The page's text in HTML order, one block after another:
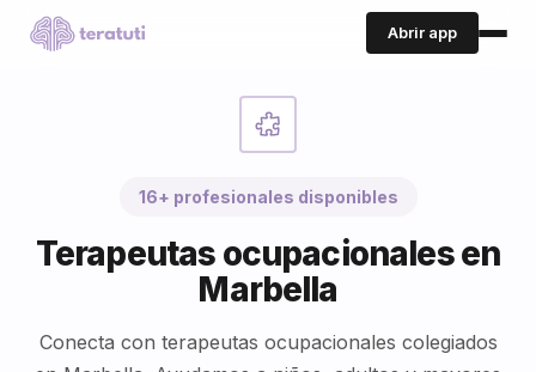
Abrir app
16+ profesionales disponibles
Terapeutas ocupacionales en
Marbella
Conecta con terapeutas ocupacionales colegiados